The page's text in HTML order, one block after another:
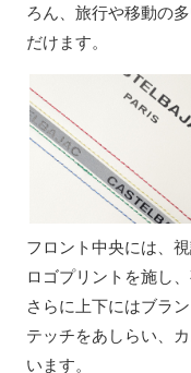
ろん、旅行や移動の
だけます。
フロント中央には、
ロゴプリントを施し
さらに上下にはブラ
テッチをあしらい、
います。